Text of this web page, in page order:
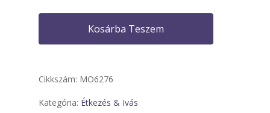
Kosárba Teszem
Cikkszám: MO6276
Kategória: Étkezés & Ivás